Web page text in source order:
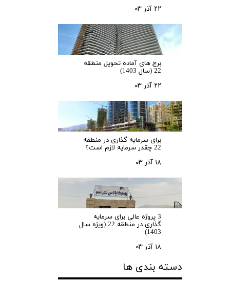
۲۲ آذر ۰۳
برج های آماده تحویل منطقه
22 (سال 1403)
۲۲ آذر ۰۳
برای سرمایه‌ گذاری در منطقه
22 چقدر سرمایه لازم است؟
۱۸ آذر ۰۳
3 پروژه عالی برای سرمایه
گذاری در منطقه 22 (ویژه سال
1403)
۱۸ آذر ۰۳
دسته بندی ها